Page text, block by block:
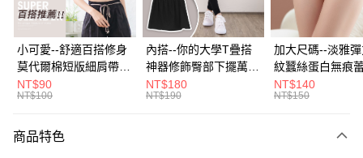
街口支付
悠遊付
Google Pay
全盈+PAY
大哥付你分期
小可愛--舒適百搭修身
莫代爾棉短版細肩帶素
色背心(白.黑.灰L-2L)-
U582眼圈熊中大尺碼
NT$90
NT$100
內搭--你的大學T疊搭
神器修飾臀部下擺萬用
內搭裙/遮臀裙(黑2L-
6L)-Q155眼圈熊中大
NT$180
NT$190
加大尺碼--淡雅
紋蠶絲蛋白無痕
角內褲(白.粉.藍.
3L)-L28眼圈熊中
NT$140
NT$150
商品特色